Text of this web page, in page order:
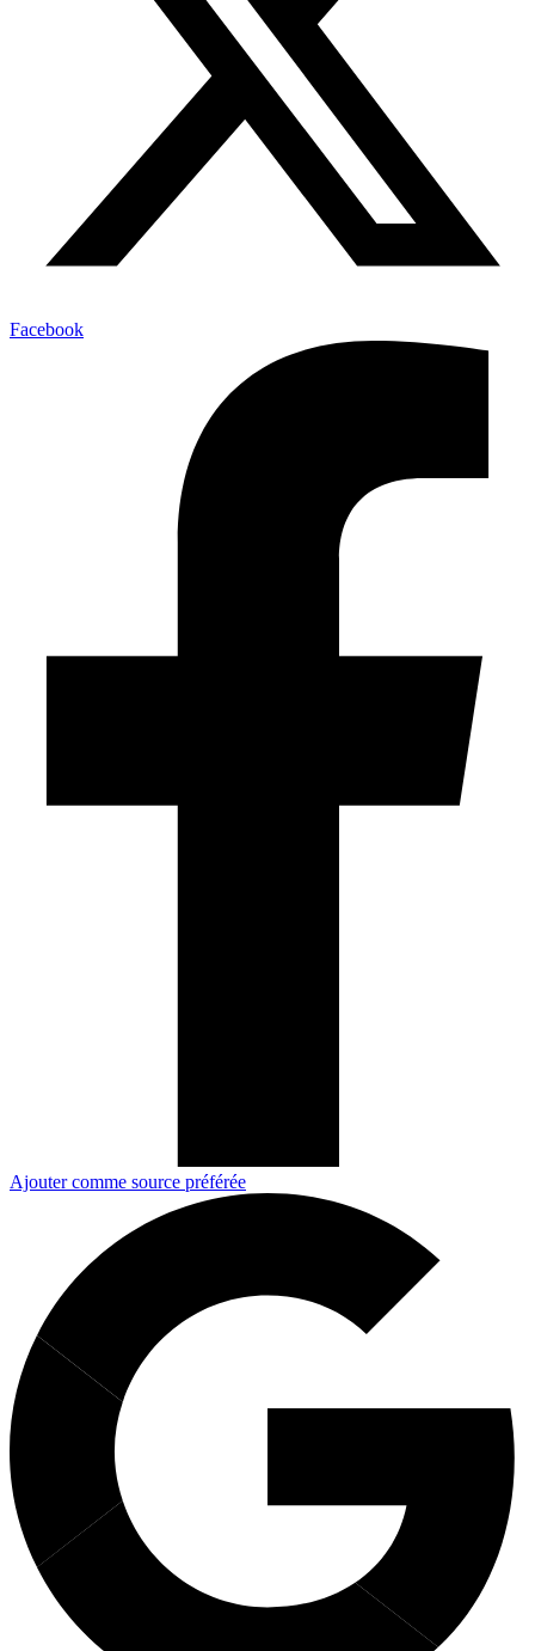
Facebook
Ajouter comme source préférée